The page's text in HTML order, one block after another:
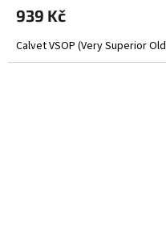
939 Kč
Calvet VSOP (Very Superior